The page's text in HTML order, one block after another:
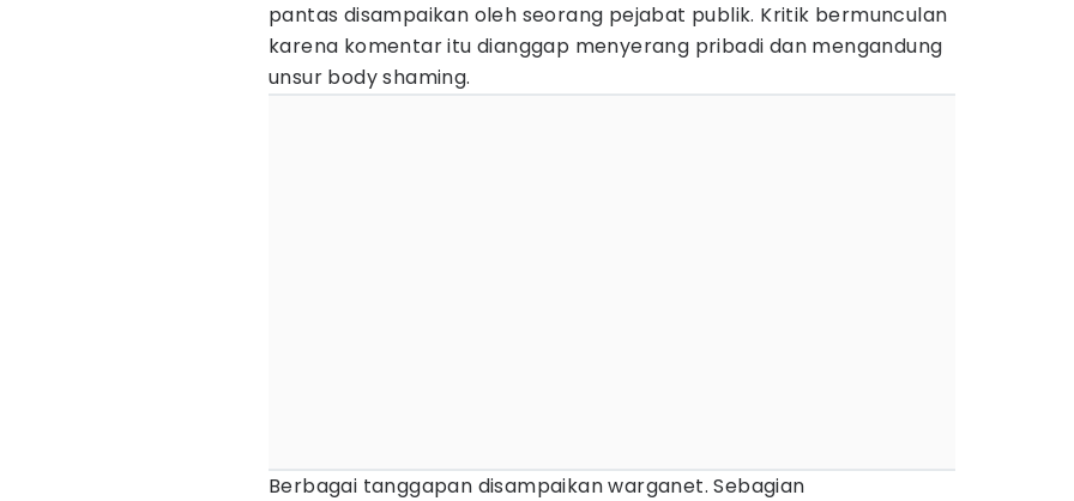
pantas disampaikan oleh seorang pejabat publik. Kritik bermunculan
karena komentar itu dianggap menyerang pribadi dan mengandung
unsur body shaming.
Berbagai tanggapan disampaikan warganet. Sebagian